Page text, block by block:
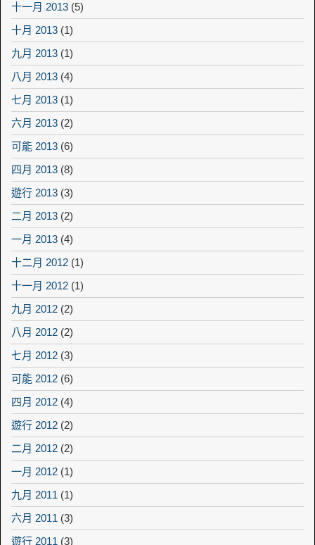
十一月 2013 (5)
十月 2013 (1)
九月 2013 (1)
八月 2013 (4)
七月 2013 (1)
六月 2013 (2)
可能 2013 (6)
四月 2013 (8)
遊行 2013 (3)
二月 2013 (2)
一月 2013 (4)
十二月 2012 (1)
十一月 2012 (1)
九月 2012 (2)
八月 2012 (2)
七月 2012 (3)
可能 2012 (6)
四月 2012 (4)
遊行 2012 (2)
二月 2012 (2)
一月 2012 (1)
九月 2011 (1)
六月 2011 (3)
遊行 2011 (3)